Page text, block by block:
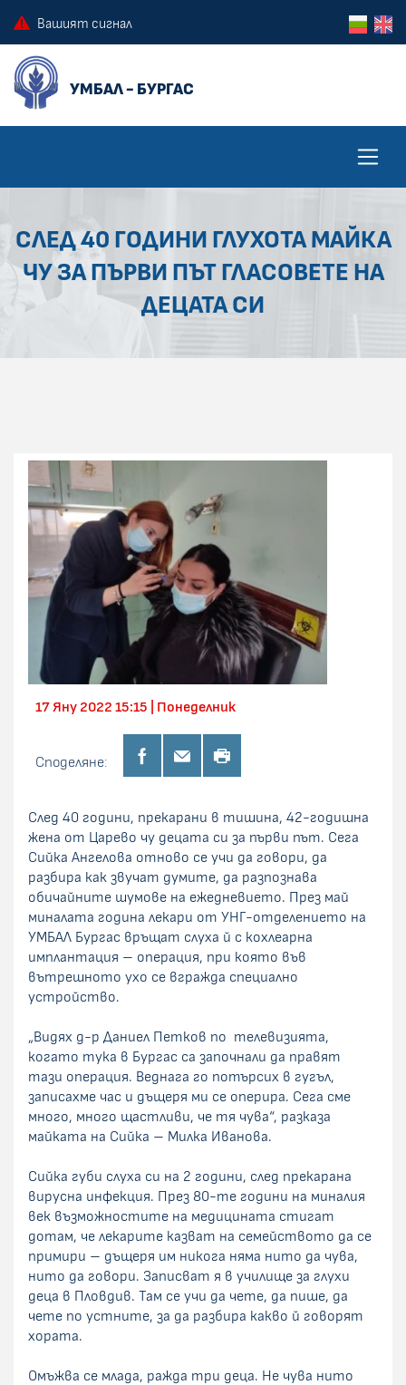
Вашият сигнал
СЛЕД 40 ГОДИНИ ГЛУХОТА МАЙКА
ЧУ ЗА ПЪРВИ ПЪТ ГЛАСОВЕТЕ НА
ДЕЦАТА СИ
17 Яну 2022 15:15 | Понеделник
Споделяне:
След 40 години, прекарани в тишина, 42-годишна
жена от Царево чу децата си за първи път. Сега
Сийка Ангелова отново се учи да говори, да
разбира как звучат думите, да разпознава
обичайните шумове на ежедневието. През май
миналата година лекари от УНГ-отделението на
УМБАЛ Бургас връщат слуха й с кохлеарна
имплантация – операция, при която във
вътрешното ухо се вгражда специално
устройство.
„Видях д-р Даниел Петков по телевизията,
когато тука в Бургас са започнали да правят
тази операция. Веднага го потърсих в гугъл,
записахме час и дъщеря ми се оперира. Сега сме
много, много щастливи, че тя чува“, разказа
майката на Сийка – Милка Иванова.
Сийка губи слуха си на 2 години, след прекарана
вирусна инфекция. През 80-те години на миналия
век възможностите на медицината стигат
дотам, че лекарите казват на семейството да се
примири – дъщеря им никога няма нито да чува,
нито да говори. Записват я в училище за глухи
деца в Пловдив. Там се учи да чете, да пише, да
чете по устните, за да разбира какво й говорят
хората.
Омъжва се млада, ражда три деца. Не чува нито